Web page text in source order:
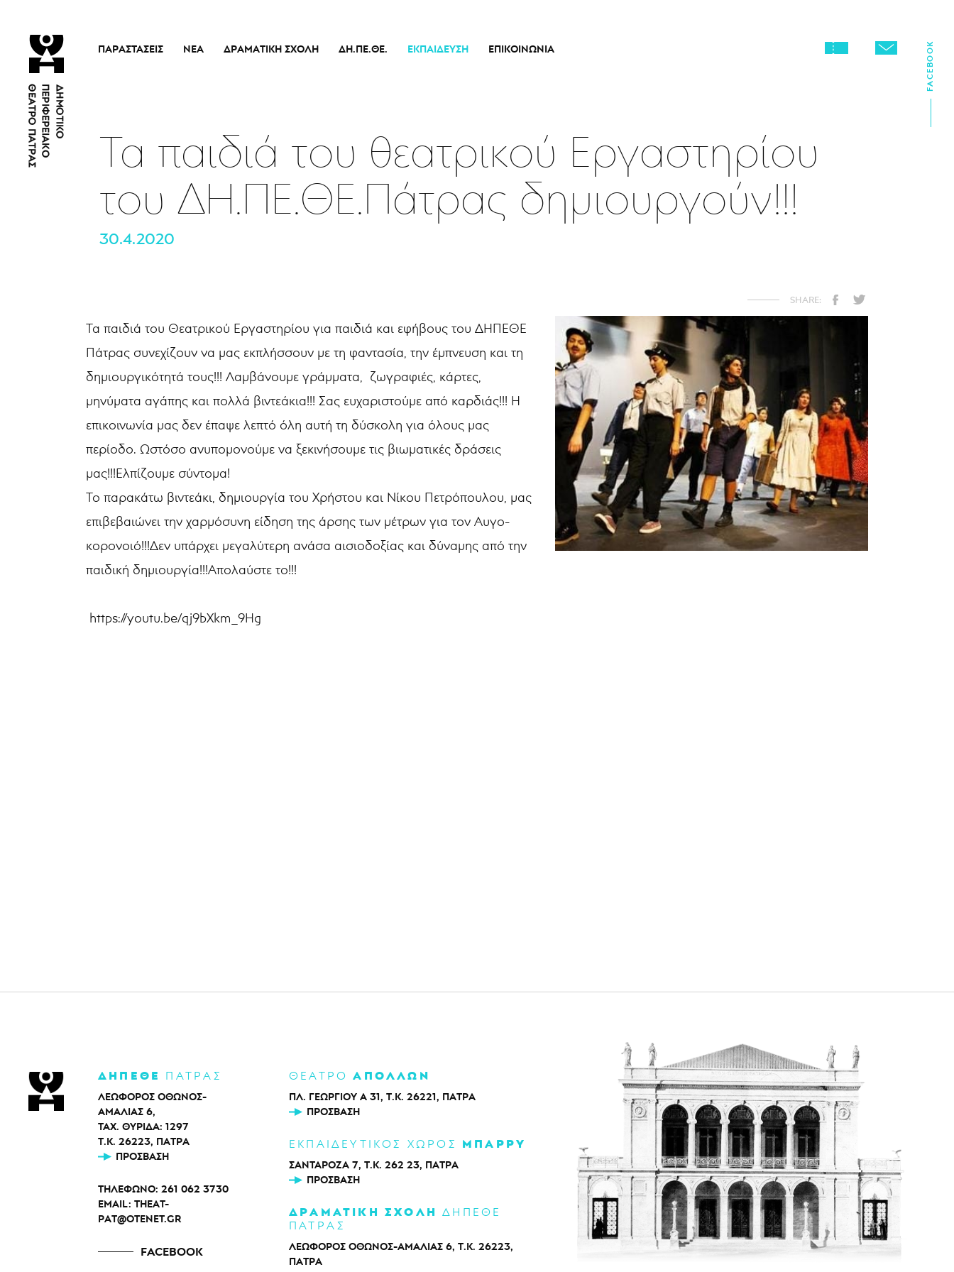
ΠΑΡΑΣΤΆΣΕΙΣ
Εισιτήρια
ΝΈΑ ΔΡΑΜΑΤΙΚΉ ΣΧΟΛΉ
Νέα
ΔΗ.ΠΕ.ΘΕ.
Οικονομικά Στοιχεία
Αποφάσεις Δ.Σ.
Καλλιτεχνικός Διευθυντής
Ποιοί Είμαστε
ΕΚΠΑΊΔΕΥΣΗ ΕΠΙΚΟΙΝΩΝΊΑ
FACEBOOK
Τα παιδιά του θεατρικού Εργαστηρίου
του ΔΗ.ΠΕ.ΘΕ.Πάτρας δημιουργούν!!!
30.4.2020
Τα παιδιά του Θεατρικού Εργαστηρίου για παιδιά και εφήβους του ΔΗΠΕΘΕ
Πάτρας συνεχίζουν να μας εκπλήσσουν με τη φαντασία, την έμπνευση και τη
δημιουργικότητά τους!!! Λαμβάνουμε γράμματα, ζωγραφιές, κάρτες,
μηνύματα αγάπης και πολλά βιντεάκια!!! Σας ευχαριστούμε από καρδιάς!!! Η
επικοινωνία μας δεν έπαψε λεπτό όλη αυτή τη δύσκολη για όλους μας
περίοδο. Ωστόσο ανυπομονούμε να ξεκινήσουμε τις βιωματικές δράσεις
μας!!!Ελπίζουμε σύντομα!
Το παρακάτω βιντεάκι, δημιουργία του Χρήστου και Νίκου Πετρόπουλου, μας
επιβεβαιώνει την χαρμόσυνη είδηση της άρσης των μέτρων για τον Αυγο-
κορονοιό!!!Δεν υπάρχει μεγαλύτερη ανάσα αισιοδοξίας και δύναμης από την
παιδική δημιουργία!!!Απολαύστε το!!!
https://youtu.be/qj9bXkm_9Hg
ΔΗΠΕΘΕ ΠΑΤΡΑΣ
ΛΕΩΦΟΡΟΣ ΟΘΩΝΟΣ-
ΑΜΑΛΙΑΣ 6,
ΤΑΧ. ΘΥΡΙΔΑ: 1297
Τ.Κ. 26223, ΠΑΤΡΑ
ΠΡΌΣΒΑΣΗ
ΤΗΛΕΦΩΝΟ: 261 062 3730
EMAIL: THEAT-
PAT@OTENET.GR
FACEBOOK
ΘΕΑΤΡΟΑΠΟΛΛΩΝ
ΠΛ. ΓΕΩΡΓΙΟΥ Α 31, Τ.Κ. 26221, ΠΑΤΡΑ
ΠΡΌΣΒΑΣΗ
ΕΚΠΑΙΔΕΥΤΙΚΟΣ ΧΩΡΟΣ ΜΠΑΡΡΥ
ΣΑΝΤΑΡΟΖΑ 7, Τ.Κ. 262 23, ΠΑΤΡΑ
ΠΡΌΣΒΑΣΗ
ΔΡΑΜΑΤΙΚΗ ΣΧΟΛΗ ΔΗΠΕΘΕ
ΠΑΤΡΑΣ
ΛΕΩΦΟΡΟΣ ΟΘΩΝΟΣ-ΑΜΑΛΙΑΣ 6, Τ.Κ. 26223,
ΠΑΤΡΑ